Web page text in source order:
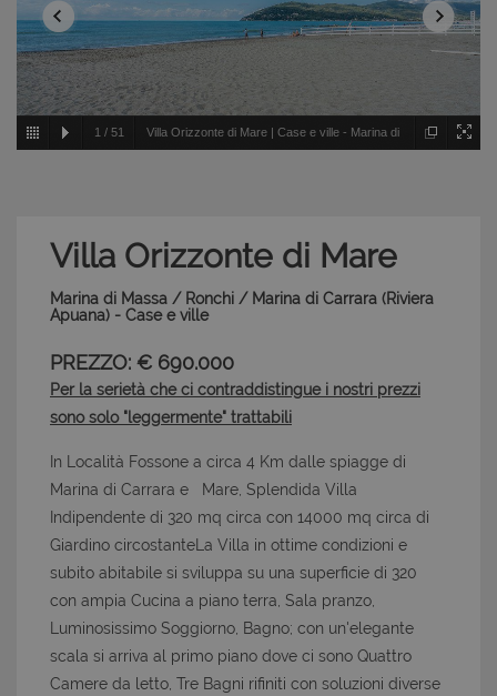
1 / 51 Villa Orizzonte di Mare | Case e ville - Marina di
Villa Orizzonte di Mare
Marina di Massa / Ronchi / Marina di Carrara (Riviera
Apuana) - Case e ville
PREZZO: € 690.000
Per la serietà che ci contraddistingue i nostri prezzi
sono solo "leggermente" trattabili
In Località Fossone a circa 4 Km dalle spiagge di
Marina di Carrara e Mare, Splendida Villa
Indipendente di 320 mq circa con 14000 mq circa di
Giardino circostanteLa Villa in ottime condizioni e
subito abitabile si sviluppa su una superficie di 320
con ampia Cucina a piano terra, Sala pranzo,
Luminosissimo Soggiorno, Bagno; con un'elegante
scala si arriva al primo piano dove ci sono Quattro
Camere da letto, Tre Bagni rifiniti con soluzioni diverse